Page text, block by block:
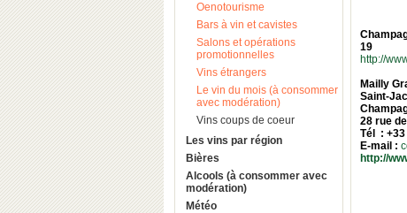
Oenotourisme
Bars à vin et cavistes
Salons et opérations
promotionnelles
Vins étrangers
Le vin du mois (à consommer
avec modération)
Vins coups de coeur
Les vins par région
Bières
Alcools (à consommer avec
modération)
Météo
19
http://
Mailly
Saint-
28 rue
Tél : +33
E-mail :
http://